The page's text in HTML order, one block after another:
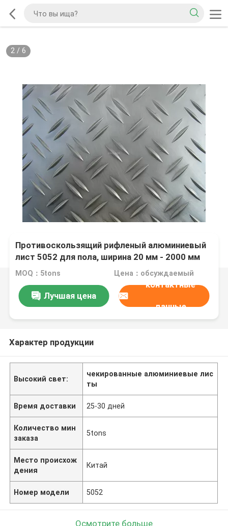
2/ 6
Противоскользящий рифленый алюминиевый
лист 5052 для пола, ширина 20 мм - 2000 мм
MOQ：5tons Цена：обсуждаемый
Лучшая цена
контактные
данные
Характер продукции
Высокий свет:
чекированные алюминиевые лис
ты
Время доставки 25-30 дней
Количество мин
заказа
5tons
Место происхож
дения
Китай
Номер модели 5052
Осмотрите больше